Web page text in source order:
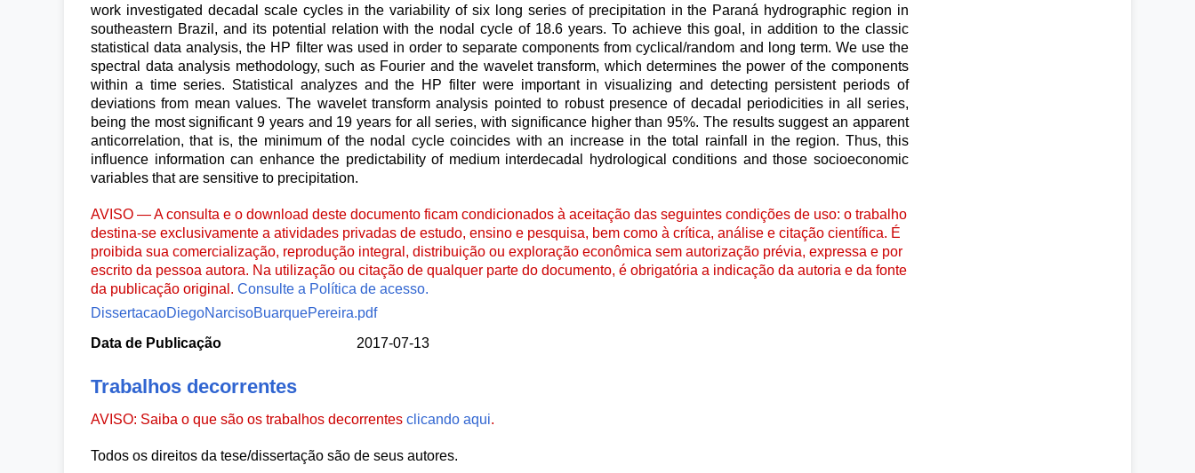
work investigated decadal scale cycles in the variability of six long series of precipitation in the Paraná hydrographic region in
southeastern Brazil, and its potential relation with the nodal cycle of 18.6 years. To achieve this goal, in addition to the classic
statistical data analysis, the HP filter was used in order to separate components from cyclical/random and long term. We use the
spectral data analysis methodology, such as Fourier and the wavelet transform, which determines the power of the components
within a time series. Statistical analyzes and the HP filter were important in visualizing and detecting persistent periods of
deviations from mean values. The wavelet transform analysis pointed to robust presence of decadal periodicities in all series,
being the most significant 9 years and 19 years for all series, with significance higher than 95%. The results suggest an apparent
anticorrelation, that is, the minimum of the nodal cycle coincides with an increase in the total rainfall in the region. Thus, this
influence information can enhance the predictability of medium interdecadal hydrological conditions and those socioeconomic
variables that are sensitive to precipitation.
AVISO — A consulta e o download deste documento ficam condicionados à aceitação das seguintes condições de uso: o trabalho
destina-se exclusivamente a atividades privadas de estudo, ensino e pesquisa, bem como à crítica, análise e citação científica. É
proibida sua comercialização, reprodução integral, distribuição ou exploração econômica sem autorização prévia, expressa e por
escrito da pessoa autora. Na utilização ou citação de qualquer parte do documento, é obrigatória a indicação da autoria e da fonte
da publicação original. Consulte a Política de acesso.
DissertacaoDiegoNarcisoBuarquePereira.pdf
Data de Publicação
2017-07-13
Trabalhos decorrentes
AVISO: Saiba o que são os trabalhos decorrentes clicando aqui.
Todos os direitos da tese/dissertação são de seus autores.